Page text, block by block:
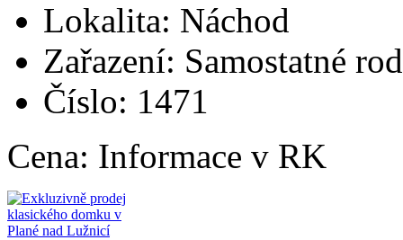
Lokalita: Náchod
Zařazení: Samostatné
Číslo: 1471
Cena: Informace v RK